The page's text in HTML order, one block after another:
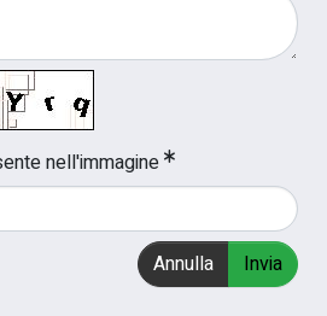
nell'immagine
Annulla Invia